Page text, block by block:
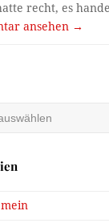
recht, es
ansehen →